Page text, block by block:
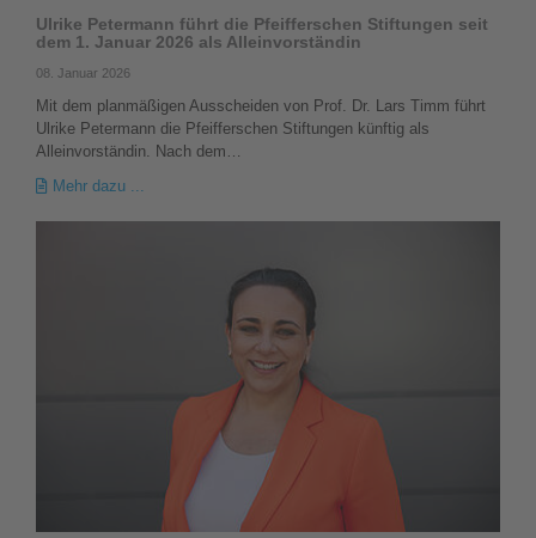
Ulrike Petermann führt die Pfeifferschen Stiftungen seit
dem 1. Januar 2026 als Alleinvorständin
08. Januar 2026
Mit dem planmäßigen Ausscheiden von Prof. Dr. Lars Timm führt
Ulrike Petermann die Pfeifferschen Stiftungen künftig als
Alleinvorständin. Nach dem…
Mehr dazu ...